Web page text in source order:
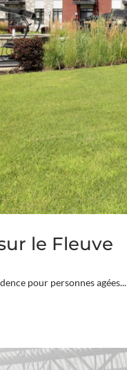
le Fleuve
pour personnes agées...